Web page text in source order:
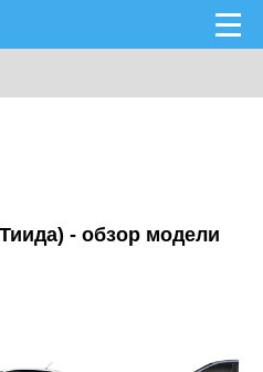
- обзор модели